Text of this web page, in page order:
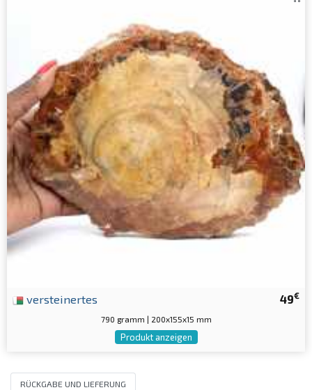
49€
versteinertes
790 gramm | 200x155x15 mm
Produkt anzeigen
RÜCKGABE UND LIEFERUNG